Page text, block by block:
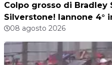
Colpo grosso di
Silverstone! Iannone 4°
08 agosto 2026